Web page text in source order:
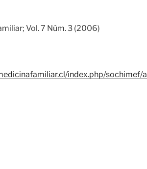
Vol. 7 Núm. 3 (2006)
index.php/sochimef/a